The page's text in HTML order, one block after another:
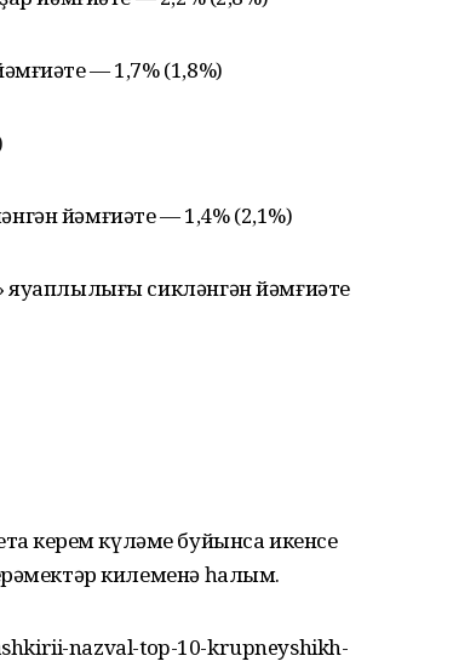
— 1,7% (1,8%)
йәмғиәте — 1,4% (2,1%)
яуаплылығы сикләнгән йәмғиәте
керем күләме буйынса икенсе
килеменә һалым.
nazval-top-10-krupneyshikh-